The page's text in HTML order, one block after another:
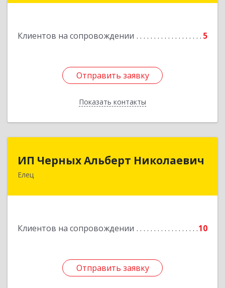
Клиентов на сопровождении 5
Отправить заявку
Показать контакты
Отправить заявку
Назад
ИП Черных Альберт Николаевич
Елец
Клиентов на сопровождении 10
Отправить заявку
ИП Черных Альберт Николаевич
399771, Липецкая обл, Елец г, Н.Гусевой ул, 56А
Отправить заявку